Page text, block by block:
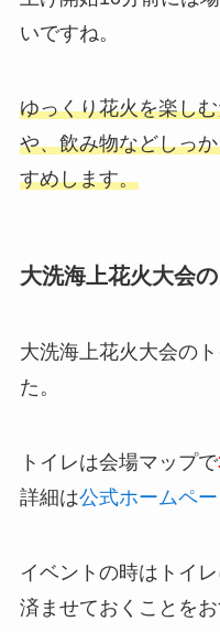
いですね。
ゆっくり花火を楽し
や、飲み物などしっ
すめします。
大洗海上花火大会
大洗海上花火大会の
た。
トイレは会場マップで
詳細は公式ホームペ
イベントの時はトイ
済ませておくことをお